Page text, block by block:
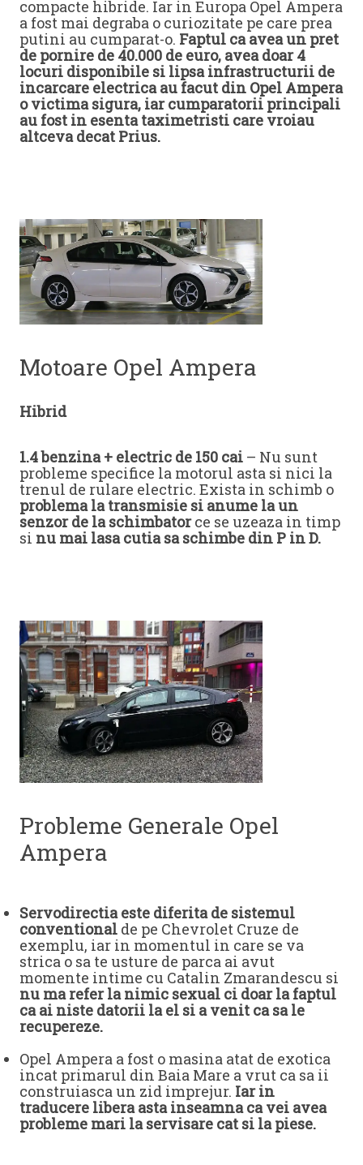
compacte hibride. Iar in Europa Opel Ampera
a fost mai degraba o curiozitate pe care prea
putini au cumparat-o. Faptul ca avea un pret
de pornire de 40.000 de euro, avea doar 4
locuri disponibile si lipsa infrastructurii de
incarcare electrica au facut din Opel Ampera
o victima sigura, iar cumparatorii principali
au fost in esenta taximetristi care vroiau
altceva decat Prius.
Motoare Opel Ampera
Hibrid
1.4 benzina + electric de 150 cai – Nu sunt
probleme specifice la motorul asta si nici la
trenul de rulare electric. Exista in schimb o
problema la transmisie si anume la un
senzor de la schimbatorce se uzeaza in timp
si nu mai lasa cutia sa schimbe din P in D.
Probleme Generale Opel
Ampera
Servodirectia este diferita de sistemul
conventional de pe Chevrolet Cruze de
exemplu, iar in momentul in care se va
strica o sa te usture de parca ai avut
momente intime cu Catalin Zmarandescu si
nu ma refer la nimic sexual ci doar la faptul
ca ai niste datorii la el si a venit ca sa le
recupereze.
Opel Ampera a fost o masina atat de exotica
incat primarul din Baia Mare a vrut ca sa ii
construiasca un zid imprejur. Iar in
traducere libera asta inseamna ca vei avea
probleme mari la servisare cat si la piese.